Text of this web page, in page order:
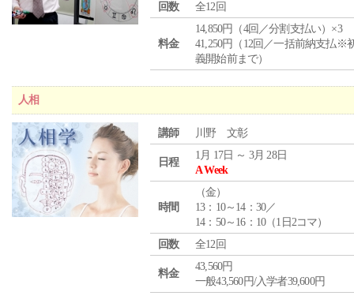
回数
全12回
料金
14,850円（4回／分割支払い）×3
41,250円（12回／一括前納支払※
義開始前まで）
人相
講師 川野 文彰
日程
1月 17日 ～ 3月 28日
A Week
時間
（金）
13：10～14：30／
14：50～16：10（1日2コマ）
回数
全12回
料金
43,560円
一般43,560円/入学者39,600円